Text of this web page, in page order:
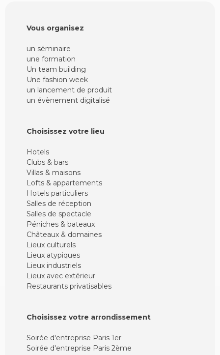
Vous organisez
un séminaire
une formation
Un team building
Une fashion week
un lancement de produit
un évènement digitalisé
Choisissez votre lieu
Hotels
Clubs & bars
Villas & maisons
Lofts & appartements
Hotels particuliers
Salles de réception
Salles de spectacle
Péniches & bateaux
Châteaux & domaines
Lieux culturels
Lieux atypiques
Lieux industriels
Lieux avec extérieur
Restaurants privatisables
Choisissez votre arrondissement
Soirée d'entreprise Paris 1er
Soirée d'entreprise Paris 2ème